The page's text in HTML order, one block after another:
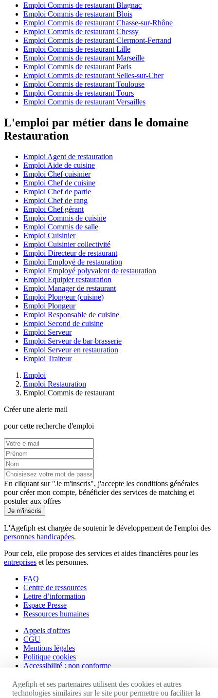
Emploi Commis de restaurant Blagnac
Emploi Commis de restaurant Blois
Emploi Commis de restaurant Chasse-sur-Rhône
Emploi Commis de restaurant Chessy
Emploi Commis de restaurant Clermont-Ferrand
Emploi Commis de restaurant Lille
Emploi Commis de restaurant Marseille
Emploi Commis de restaurant Paris
Emploi Commis de restaurant Selles-sur-Cher
Emploi Commis de restaurant Toulouse
Emploi Commis de restaurant Tours
Emploi Commis de restaurant Versailles
L'emploi par métier dans le domaine
Restauration
Emploi Agent de restauration
Emploi Aide de cuisine
Emploi Chef cuisinier
Emploi Chef de cuisine
Emploi Chef de partie
Emploi Chef de rang
Emploi Chef gérant
Emploi Commis de cuisine
Emploi Commis de salle
Emploi Cuisinier
Emploi Cuisinier collectivité
Emploi Directeur de restaurant
Emploi Employé de restauration
Emploi Employé polyvalent de restauration
Emploi Equipier restauration
Emploi Manager de restaurant
Emploi Plongeur (cuisine)
Emploi Plongeur
Emploi Responsable de cuisine
Emploi Second de cuisine
Emploi Serveur
Emploi Serveur de bar-brasserie
Emploi Serveur en restauration
Emploi Traiteur
Emploi
Emploi Restauration
Emploi Commis de restaurant
Créer une alerte mail
pour cette recherche d'emploi
En cliquant sur "Je m'inscris", j'accepte les conditions générales
pour créer mon compte, bénéficier des services de matching et
postuler aux offres
Je m'inscris
L'Agefiph est chargée de soutenir le développement de l'emploi des
personnes handicapées.
Pour cela, elle propose des services et aides financières pour les
entreprises et les personnes.
FAQ
Centre de ressources
Lettre d’information
Espace Presse
Ressources humaines
Appels d'offres
CGU
Mentions légales
Politique cookies
Accessibilité : non conforme
Nos autres sites
Agefiph et ses partenaires utilisent des cookies et autres
technologies similaires sur le site pour permettre ou faciliter la